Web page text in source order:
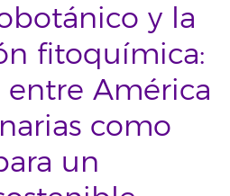
y la
fitoquímica:
América
como
un